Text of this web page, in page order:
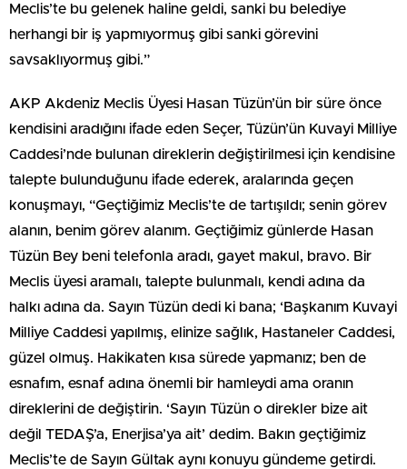
Meclis’te bu gelenek haline geldi, sanki bu belediye
herhangi bir iş yapmıyormuş gibi sanki görevini
savsaklıyormuş gibi.”
AKP Akdeniz Meclis Üyesi Hasan Tüzün’ün bir süre önce
kendisini aradığını ifade eden Seçer, Tüzün’ün Kuvayi Milliye
Caddesi’nde bulunan direklerin değiştirilmesi için kendisine
talepte bulunduğunu ifade ederek, aralarında geçen
konuşmayı, “Geçtiğimiz Meclis’te de tartışıldı; senin görev
alanın, benim görev alanım. Geçtiğimiz günlerde Hasan
Tüzün Bey beni telefonla aradı, gayet makul, bravo. Bir
Meclis üyesi aramalı, talepte bulunmalı, kendi adına da
halkı adına da. Sayın Tüzün dedi ki bana; ‘Başkanım Kuvayi
Milliye Caddesi yapılmış, elinize sağlık, Hastaneler Caddesi,
güzel olmuş. Hakikaten kısa sürede yapmanız; ben de
esnafım, esnaf adına önemli bir hamleydi ama oranın
direklerini de değiştirin. ‘Sayın Tüzün o direkler bize ait
değil TEDAŞ’a, Enerjisa’ya ait’ dedim. Bakın geçtiğimiz
Meclis’te de Sayın Gültak aynı konuyu gündeme getirdi.